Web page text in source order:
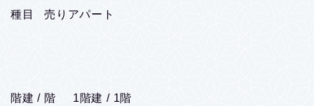
種目 売りアパート
階建 / 階 1階建 / 1階